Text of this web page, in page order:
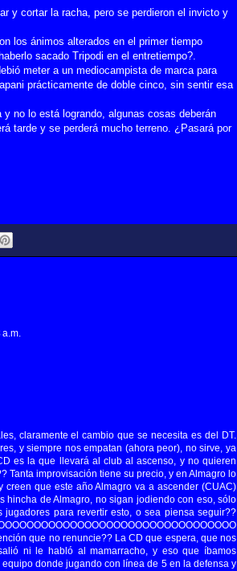
y cortar la racha, pero se perdieron el invicto y
los ánimos alterados en el primer tiempo
sacado Tripodi en el entretiempo?.
meter a un mediocampista de marca para
prácticamente de doble cinco, sin sentir esa
no lo está logrando, algunas cosas deberán
tarde y se perderá mucho terreno. ¿Pasará por
a.m.
claramente el cambio que se necesita es del DT.
y siempre nos empatan (ahora peor), no sirve, ya
es la que llevará al club al ascenso, y no quieren
Tanta improvisación tiene su precio, y en Almagro lo
que este año Almagro va a ascender (CUAC)
hincha de Almagro, no sigan jodiendo con eso, sólo
para revertir esto, o sea piensa seguir??
que no renuncie?? La CD que espera, que nos
ni le habló al mamarracho, y eso que íbamos
donde jugando con línea de 5 en la defensa y